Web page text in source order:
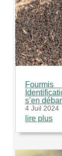
Fourmis
s’en
4 Juil 2024
lire plus